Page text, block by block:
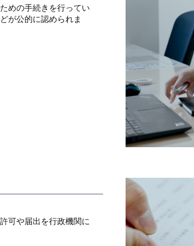
めの手続きを行ってい
が公的に認められま
可や届出を行政機関に